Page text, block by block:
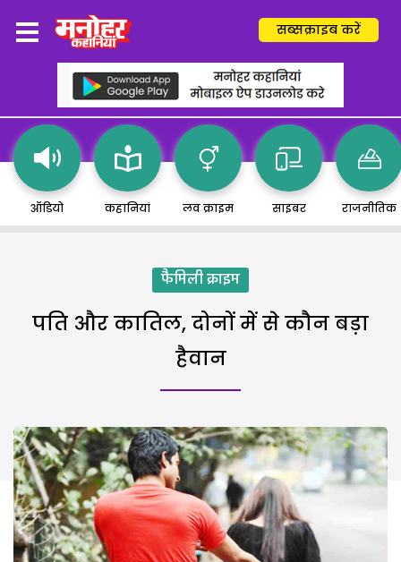
सब्सक्राइब करें
ऑडियो कहानियां लव क्राइम साइबर राजनीतिक
फैमिली क्राइम
पति और कातिल, दोनों में से कौन बड़ा
हैवान